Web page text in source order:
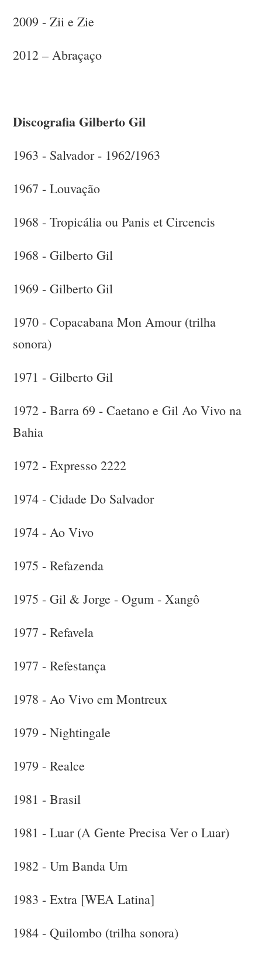
2009 - Zii e Zie
2012 – Abraçaço
Discografia Gilberto Gil
1963 - Salvador - 1962/1963
1967 - Louvação
1968 - Tropicália ou Panis et Circencis
1968 - Gilberto Gil
1969 - Gilberto Gil
1970 - Copacabana Mon Amour (trilha
sonora)
1971 - Gilberto Gil
1972 - Barra 69 - Caetano e Gil Ao Vivo na
Bahia
1972 - Expresso 2222
1974 - Cidade Do Salvador
1974 - Ao Vivo
1975 - Refazenda
1975 - Gil & Jorge - Ogum - Xangô
1977 - Refavela
1977 - Refestança
1978 - Ao Vivo em Montreux
1979 - Nightingale
1979 - Realce
1981 - Brasil
1981 - Luar (A Gente Precisa Ver o Luar)
1982 - Um Banda Um
1983 - Extra [WEA Latina]
1984 - Quilombo (trilha sonora)